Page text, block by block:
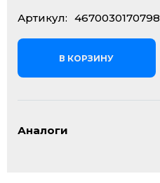
Артикул: 4670030170798
В КОРЗИНУ
Аналоги